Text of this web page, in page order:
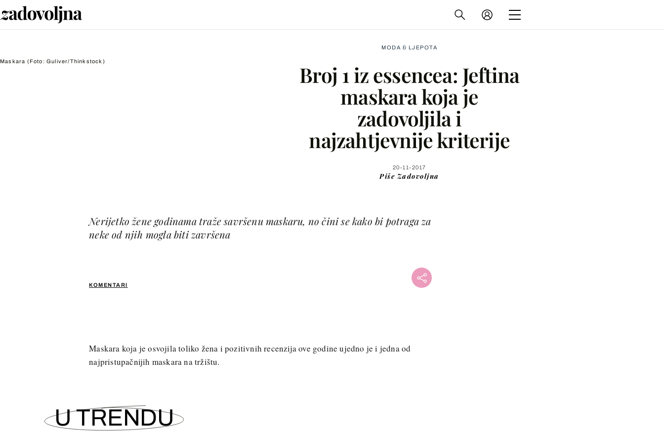
Maskara (Foto: Guliver/Thinkstock)
MODA & LJEPOTA
Broj 1 iz essencea: Jeftina
maskara koja je
zadovoljila i
najzahtjevnije kriterije
20-11-2017
Piše Zadovoljna
KOMENTARI
Nerijetko žene godinama traže savršenu maskaru, no čini se kako bi potraga za
neke od njih mogla biti završena
Maskara koja je osvojila toliko žena i pozitivnih recenzija ove godine ujedno je i jedna od
najpristupačnijih maskara na tržištu.
U TRENDU